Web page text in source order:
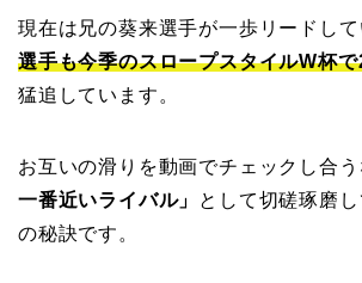
現在は兄の葵来選手が一歩リードして
選手も今季のスロープスタイルW杯で
猛追しています。
お互いの滑りを動画でチェックし合う
一番近いライバル」
として切磋琢磨
の秘訣です。